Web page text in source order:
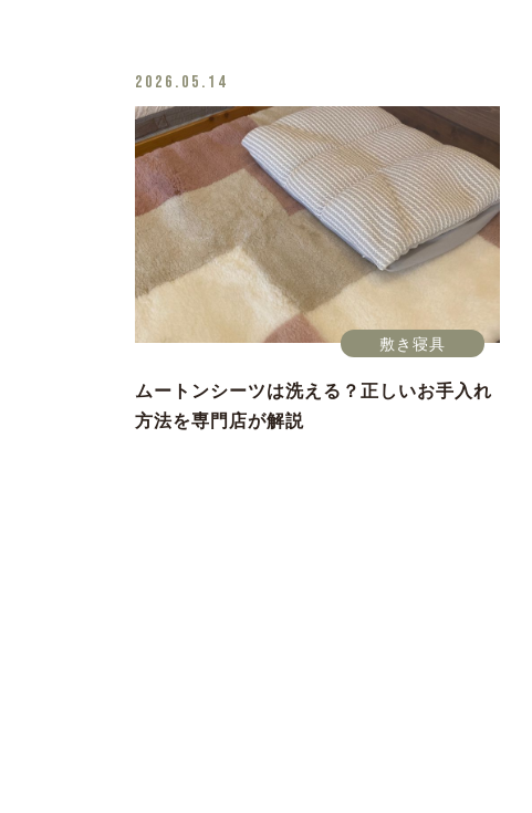
2026.05.14
敷き寝具
ムートンシーツは洗える？正しいお手入れ
方法を専門店が解説